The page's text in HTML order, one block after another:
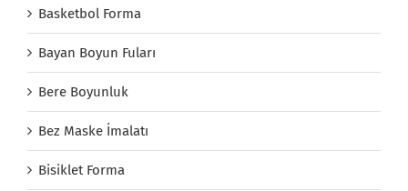
Basketbol Forma
Bayan Boyun Fuları
Bere Boyunluk
Bez Maske İmalatı
Bisiklet Forma